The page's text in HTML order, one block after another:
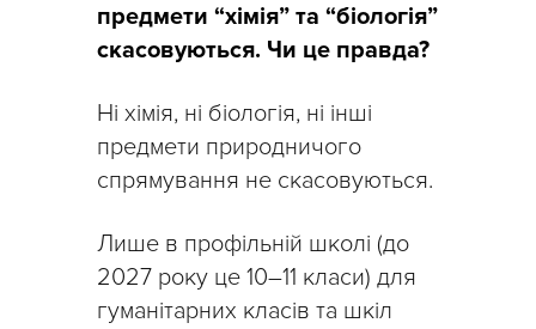
предмети “хімія” та “біологія”
скасовуються. Чи це правда?
Ні хімія, ні біологія, ні інші
предмети природничого
спрямування не скасовуються.
Лише в профільній школі (до
2027 року це 10–11 класи) для
гуманітарних класів та шкіл